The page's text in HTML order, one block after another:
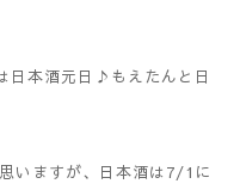
本酒元日♪もえたんと日
いますが、日本酒は7/1に